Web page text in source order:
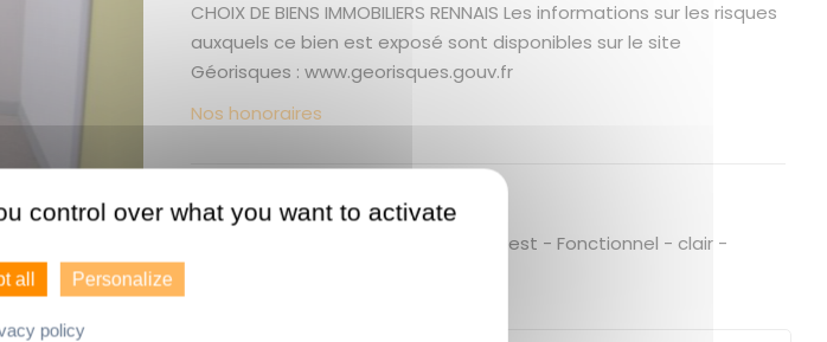
CHOIX DE BIENS IMMOBILIERS RENNAIS Les informations sur les risques
auxquels ce bien est exposé sont disponibles sur le site
Géorisques : www.georisques.gouv.fr
Nos honoraires
Les + du bien
Immeuble récent - Calme - Expo ouest - Fonctionnel - clair -
control over what you want to activate
all Personalize
policy